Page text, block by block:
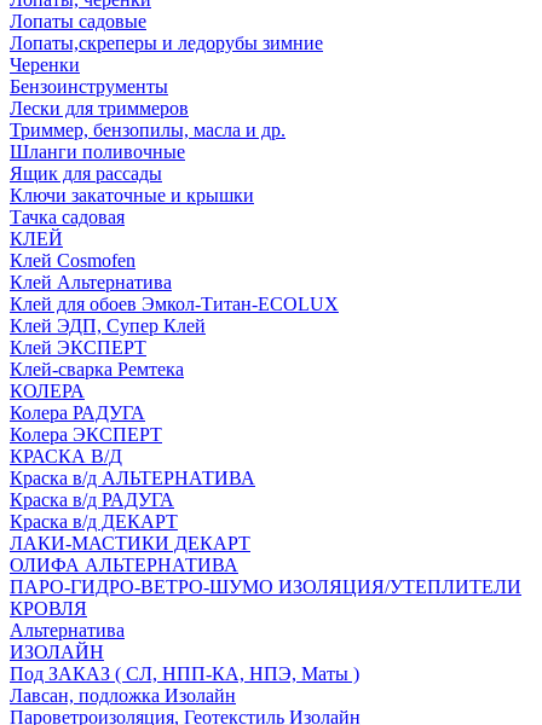
Лопаты садовые
Лопаты,скреперы и ледорубы зимние
Черенки
Бензоинструменты
Лески для триммеров
Триммер, бензопилы, масла и др.
Шланги поливочные
Ящик для рассады
Ключи закаточные и крышки
Тачка садовая
КЛЕЙ
Клей Cosmofen
Клей Альтернатива
Клей для обоев Эмкол-Титан-ECOLUX
Клей ЭДП, Супер Клей
Клей ЭКСПЕРТ
Клей-сварка Ремтека
КОЛЕРА
Колера РАДУГА
Колера ЭКСПЕРТ
КРАСКА В/Д
Краска в/д АЛЬТЕРНАТИВА
Краска в/д РАДУГА
Краска в/д ДЕКАРТ
ЛАКИ-МАСТИКИ ДЕКАРТ
ОЛИФА АЛЬТЕРНАТИВА
ПАРО-ГИДРО-ВЕТРО-ШУМО ИЗОЛЯЦИЯ/УТЕПЛИТЕЛИ
КРОВЛЯ
Альтернатива
ИЗОЛАЙН
Под ЗАКАЗ ( СЛ, НПП-КА, НПЭ, Маты )
Лавсан, подложка Изолайн
Пароветроизоляция, Геотекстиль Изолайн